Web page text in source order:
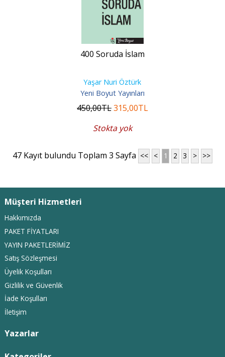
400 Soruda İslam
Yaşar Nuri Öztürk
Yeni Boyut Yayınları
450,00TL315,00TL
Stokta yok
47 Kayıt bulundu Toplam 3 Sayfa << < 1 2 3 > >>
Müşteri Hizmetleri
Hakkımızda
PAKET FİYATLARI
YAYIN PAKETLERİMİZ
Satış Sözleşmesi
Üyelik Koşulları
Gizlilik ve Güvenlik
İade Koşulları
İletişim
Yazarlar